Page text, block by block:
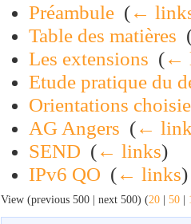
Préambule (←
Table des matières
Les extensions (←
Etude pratique du
Orientations
AG Angers (←
SEND (← links)
IPv6 QO (← links)
View (previous 500 | next 500) (20 | 50 |